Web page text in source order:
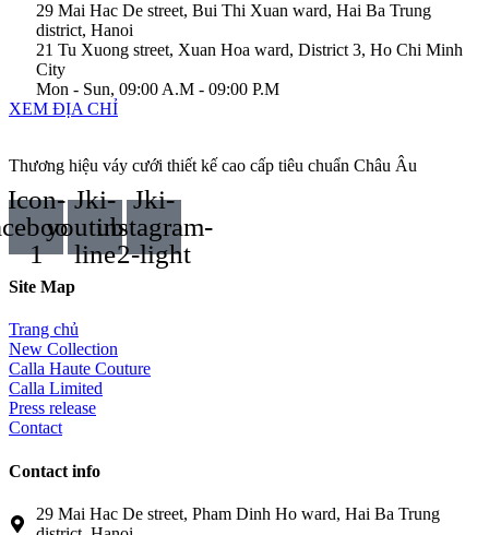
29 Mai Hac De street, Bui Thi Xuan ward, Hai Ba Trung
district, Hanoi
21 Tu Xuong street, Xuan Hoa ward, District 3, Ho Chi Minh
City
Mon - Sun, 09:00 A.M - 09:00 P.M
XEM ĐỊA CHỈ
Thương hiệu váy cưới thiết kế cao cấp tiêu chuẩn Châu Âu
Icon-
1
Jki-
youtube-
line
Jki-
instagram-
2-light
Site Map
Trang chủ
New Collection
Calla Haute Couture
Calla Limited
Press release
Contact
Contact info
29 Mai Hac De street, Pham Dinh Ho ward, Hai Ba Trung